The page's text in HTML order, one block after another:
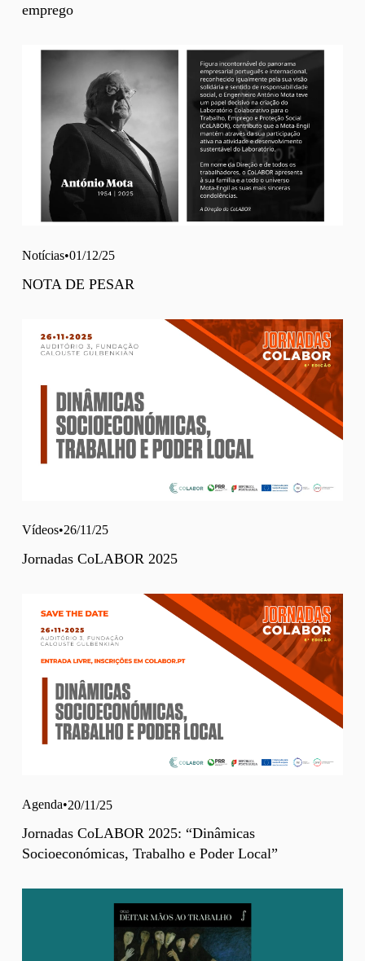
emprego
Notícias 01/12/25
NOTA DE PESAR
Vídeos 26/11/25
Jornadas CoLABOR 2025
Agenda 20/11/25
Jornadas CoLABOR 2025: “Dinâmicas
Socioeconómicas, Trabalho e Poder Local”